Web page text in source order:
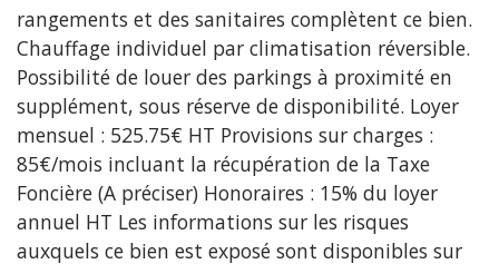
rangements et des sanitaires complètent ce bien.
Chauffage individuel par climatisation réversible.
Possibilité de louer des parkings à proximité en
supplément, sous réserve de disponibilité. Loyer
mensuel : 525.75€ HT Provisions sur charges :
85€/mois incluant la récupération de la Taxe
Foncière (A préciser) Honoraires : 15% du loyer
annuel HT Les informations sur les risques
auxquels ce bien est exposé sont disponibles sur